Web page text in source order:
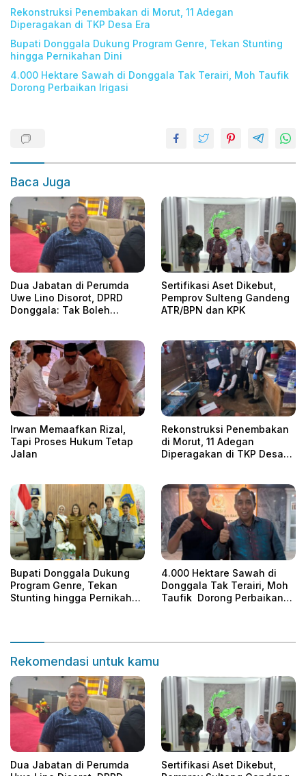
Rekonstruksi Penembakan di Morut, 11 Adegan
Diperagakan di TKP Desa Era
Bupati Donggala Dukung Program Genre, Tekan Stunting
hingga Pernikahan Dini
4.000 Hektare Sawah di Donggala Tak Terairi, Moh Taufik
Dorong Perbaikan Irigasi
Baca Juga
Dua Jabatan di Perumda
Uwe Lino Disorot, DPRD
Donggala: Tak Boleh
Sertifikasi Aset Dikebut,
Pemprov Sulteng Gandeng
ATR/BPN dan KPK
Irwan Memaafkan Rizal,
Tapi Proses Hukum Tetap
Jalan
Rekonstruksi Penembakan
di Morut, 11 Adegan
Diperagakan di TKP Desa
Bupati Donggala Dukung
Program Genre, Tekan
Stunting hingga Pernikahan
4.000 Hektare Sawah di
Donggala Tak Terairi, Moh
Taufik Dorong Perbaikan
Rekomendasi untuk kamu
Dua Jabatan di Perumda
Sertifikasi Aset Dikebut,